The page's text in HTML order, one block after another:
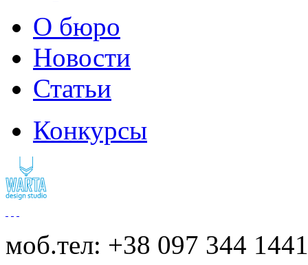
О бюро
Новости
Статьи
Конкурсы
моб.тел: +38 097 344 1441